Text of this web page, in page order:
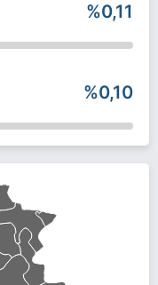
%0,11
%0,10